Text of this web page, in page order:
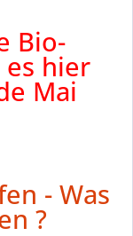
Bio-
hier
Mai
- Was
?